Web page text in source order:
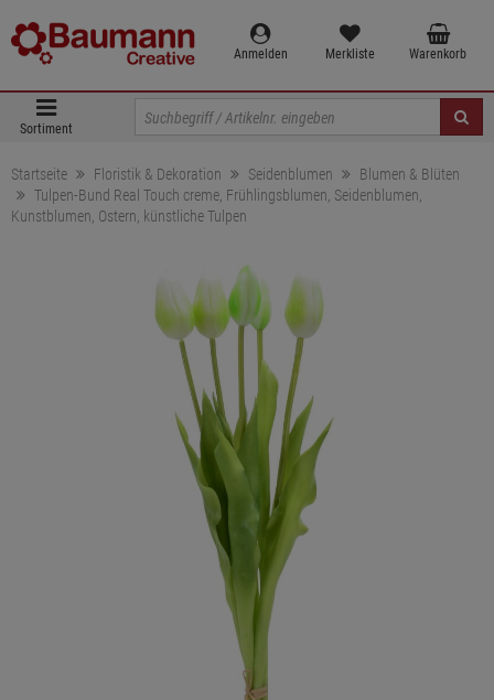
Anmelden Merkliste Warenkorb
Sortiment
Startseite Floristik & Dekoration Seidenblumen
Blumen & Blüten
Tulpen-Bund Real Touch creme, Frühlingsblumen, Seidenblumen,
Kunstblumen, Ostern, künstliche Tulpen